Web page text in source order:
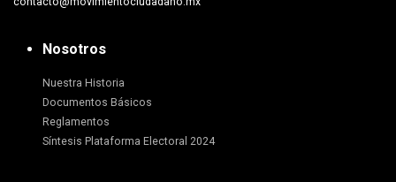
Nosotros
Nuestra Historia
Documentos Básicos
Reglamentos
Síntesis Plataforma Electoral 2024